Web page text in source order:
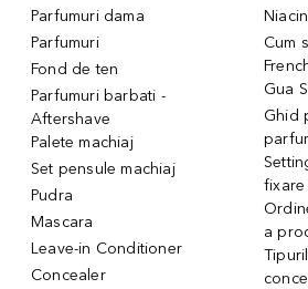
Parfumuri dama
Parfumuri
Fond de ten
Parfumuri barbati -
Aftershave
Palete machiaj
Set pensule machiaj
Pudra
Mascara
Leave-in Conditioner
Concealer
Cum
Gua
Ghid
fixare
a